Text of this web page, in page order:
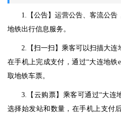
1.【公告】运营公告、客流公
地铁出行信息服务。
2.【扫一扫】乘客可以扫描大连
在手机上完成支付，通过“大连地铁
取地铁车票。
3.【云购票】乘客可通过“大连
选择始发站和数量，在手机上支付